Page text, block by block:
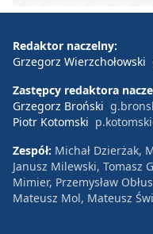
Redaktor naczelny:
Grzegorz Wierzchołowski
Zastępcy redaktora
Grzegorz Broński
Piotr Kotomski
Zespół: Michał Dzierżak,
Janusz Milewski, Tomasz
Mimier, Przemysław
Mateusz Mol, Mateusz